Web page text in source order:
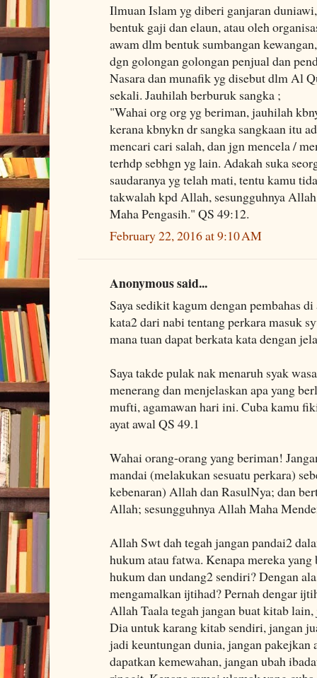
Ilmuan Islam yg diberi ganjaran
bentuk gaji dan elaun, atau oleh
awam dlm bentuk sumbangan
dgn golongan golongan penjual dan
Nasara dan munafik yg disebut dlm Al
sekali. Jauhilah berburuk sangka ;
"Wahai org org yg beriman, jauhilah
kerana kbnykn dr sangka sangkaan itu
mencari cari salah, dan jgn mencela /
terhdp sebhgn yg lain. Adakah suka
saudaranya yg telah mati, tentu kamu
takwalah kpd Allah, sesungguhnya
Maha Pengasih." QS 49:12.
February 22, 2016 at 9:10 AM
Anonymous said...
Saya sedikit kagum dengan pembahas
kata2 dari nabi tentang perkara masuk
mana tuan dapat berkata kata dengan
Saya takde pulak nak menaruh syak
menerang dan menjelaskan apa yang
mufti, agamawan hari ini. Cuba kamu
ayat awal QS 49.1
Wahai orang-orang yang beriman!
mandai (melakukan sesuatu perkara)
kebenaran) Allah dan RasulNya; dan
Allah; sesungguhnya Allah Maha
Allah Swt dah tegah jangan pandai2
hukum atau fatwa. Kenapa mereka
hukum dan undang2 sendiri? Dengan
mengamalkan ijtihad? Pernah dengar
Allah Taala tegah jangan buat kitab
Dia untuk karang kitab sendiri, jangan
jadi keuntungan dunia, jangan pakejkan
dapatkan kemewahan, jangan ubah